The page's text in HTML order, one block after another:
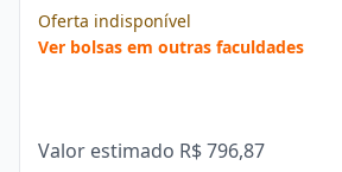
Oferta indisponível
Ver bolsas em outras faculdades
Valor estimado R$ 796,87